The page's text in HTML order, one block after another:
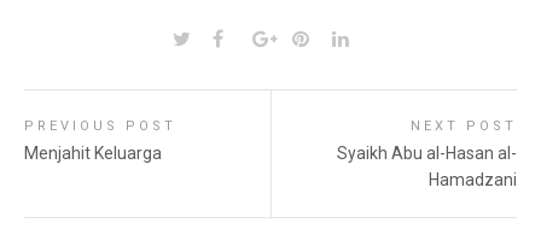
PREVIOUS POST
Menjahit Keluarga
NEXT POST
Syaikh Abu al-Hasan al-
Hamadzani